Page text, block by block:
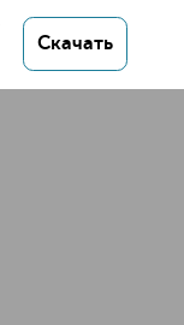
Скачать